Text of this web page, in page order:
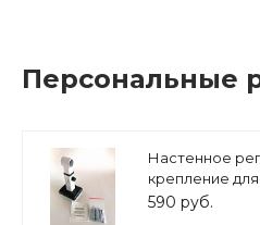
Персональные
Настенное
крепление для
590 руб.